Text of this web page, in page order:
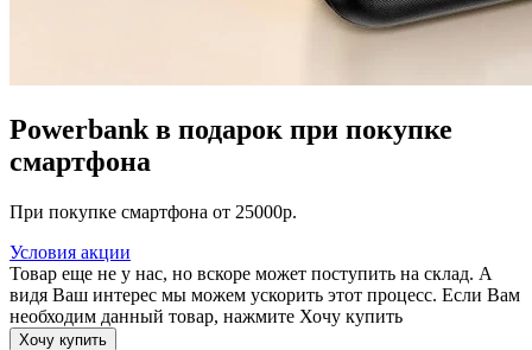
Powerbank в подарок при покупке
смартфона
При покупке смартфона от 25000р.
Условия акции
Товар еще не у нас, но вскоре может поступить на склад. А
видя Ваш интерес мы можем ускорить этот процесс. Если Вам
необходим данный товар, нажмите Хочу купить
Хочу купить